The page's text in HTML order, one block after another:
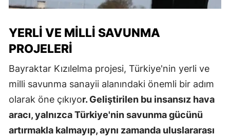
YERLI VE MILLI SAVUNMA
PROJELERI
Bayraktar Kızılelma projesi, Türkiye'nin yerli ve
milli savunma sanayii alanındaki önemli bir adım
olarak öne çıkıyor. Geliştirilen bu insansız hava
aracı, yalnızca Türkiye'nin savunma gücünü
artırmakla kalmayıp, aynı zamanda uluslararası